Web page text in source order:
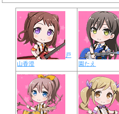
戸
山香澄
園たえ